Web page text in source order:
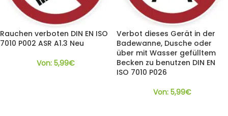
Rauchen verboten DIN EN ISO
7010 P002 ASR A1.3 Neu
Von: 5,99€
Verbot dieses Gerät in der
Badewanne, Dusche oder
über mit Wasser gefülltem
Becken zu benutzen DIN EN
ISO 7010 P026
Von: 5,99€